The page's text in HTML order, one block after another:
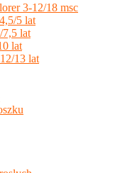
3-12/18 msc
5 lat
7,5 lat
lat
13 lat